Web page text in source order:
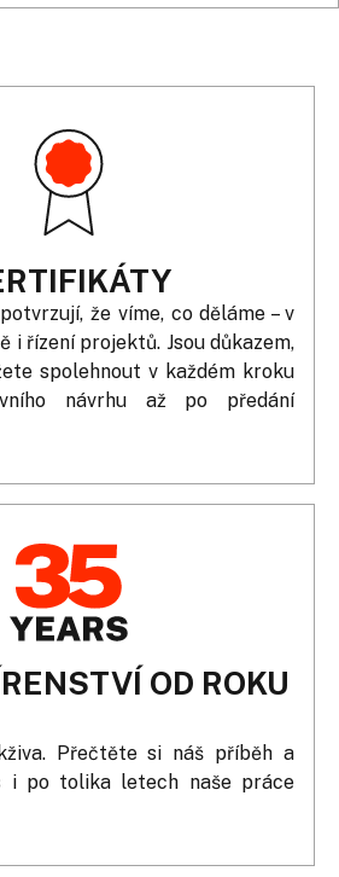
že víme, co děláme – v
i řízení projektů. Jsou důkazem,
spolehnout v každém kroku
návrhu až po předání
OD ROKU
Přečtěte si náš příběh a
i po tolika letech naše práce